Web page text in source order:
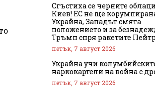
Сгъстиха се черните
Киев! ЕС не ще
Украйна, Западът смята
положението и за
Тръмп спря ракетите
петък, 7 август 2026
Украйна учи
наркокартели на война с
петък, 7 август 2026